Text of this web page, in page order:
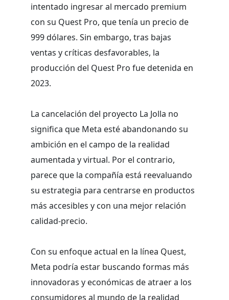
intentado ingresar al mercado premium
con su Quest Pro, que tenía un precio de
999 dólares. Sin embargo, tras bajas
ventas y críticas desfavorables, la
producción del Quest Pro fue detenida en
2023.
La cancelación del proyecto La Jolla no
significa que Meta esté abandonando su
ambición en el campo de la realidad
aumentada y virtual. Por el contrario,
parece que la compañía está reevaluando
su estrategia para centrarse en productos
más accesibles y con una mejor relación
calidad-precio.
Con su enfoque actual en la línea Quest,
Meta podría estar buscando formas más
innovadoras y económicas de atraer a los
consumidores al mundo de la realidad